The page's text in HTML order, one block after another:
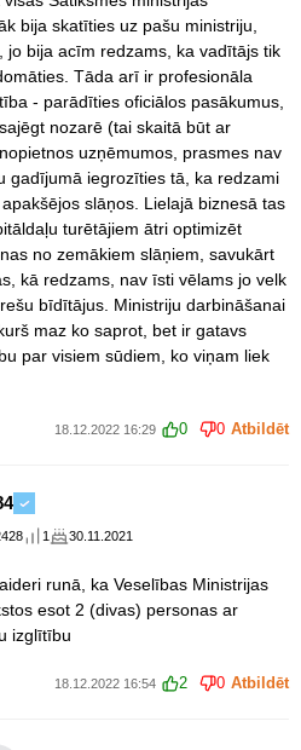
bija skatīties uz pašu ministriju,
jo bija acīm redzams, ka vadītājs tik
Tāda arī ir profesionāla
- parādīties oficiālos pasākumus,
nozarē (tai skaitā būt ar
uzņēmumos, prasmes nav
gadījumā iegrozīties tā, ka redzami
slāņos. Lielajā biznesā tas
turētājiem ātri optimizēt
no zemākiem slāņiem, savukārt
kā redzams, nav īsti vēlams jo velk
bīdītājus. Ministriju darbināšanai
maz ko saprot, bet ir gatavs
par visiem sūdiem, ko viņam liek
18.12.2022 16:29 0 0 Atbildēt
1 30.11.2021
runā, ka Veselības Ministrijas
esot 2 (divas) personas ar
izglītību
18.12.2022 16:54 2 0 Atbildēt